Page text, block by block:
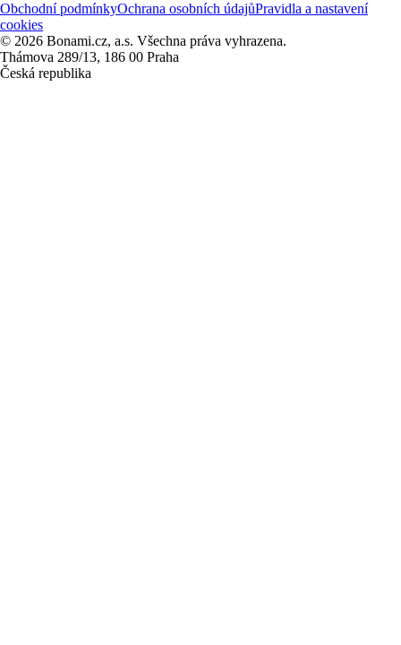
Obchodní podmínkyOchrana osobních údajůPravidla a nastavení
cookies
© 2026 Bonami.cz, a.s. Všechna práva vyhrazena.
Thámova 289/13, 186 00 Praha
Česká republika